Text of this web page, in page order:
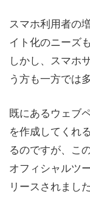
スマホ利用者の
イト化のニーズ
しかし、スマホ
う方も一方では
既にあるウェブ
を作成してくれ
るのですが、こ
オフィシャルツ
リースされました